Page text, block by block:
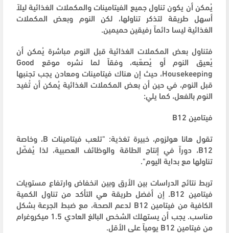
يُمكن أن يكون تناول جميع الفيتامينات والمكملات الغذائية ليلاً
أسهل طريقة لتذكر تناولها، لكن النوم وبعض المكملات
الغذائية ليسا دائماً رفيقين حميمين.
فتناول بعض المكملات الغذائية قبل النوم مباشرة يُمكن أن
يُعيق النوم أو يُصعّبه، وفقاً لما نشره موقع Good
Housekeeping، حيث إن هناك فيتامينات ومعادن يجب تجنبها
قبل النوم، في حين أن بعض المكملات الغذائية يُمكن أن تُفيد
النوم بالفعل، كما يلي:
فيتامين B12
تقول هانا هولزوم، خبيرة تغذية: "تلعب فيتامينات B، وخاصة
B12، دوراً في إنتاج الطاقة والوظائف العصبية، لذا يُفضّل
تناولها مع بداية اليوم".
تربط نتائج الدراسات بين الأرق وبين انخفاض وارتفاع مستويات
فيتامين B12. إن أفضل طريقة هي التأكد من تناول الكمية
الكافية من فيتامين B12 لدعم الصحة، مع ضبط الجرعة بشكل
مناسب. يجب أن يستهلك الشخص البالغ العادي 1.5 ميكروغرام
من فيتامين B12 يومياً على الأقل.